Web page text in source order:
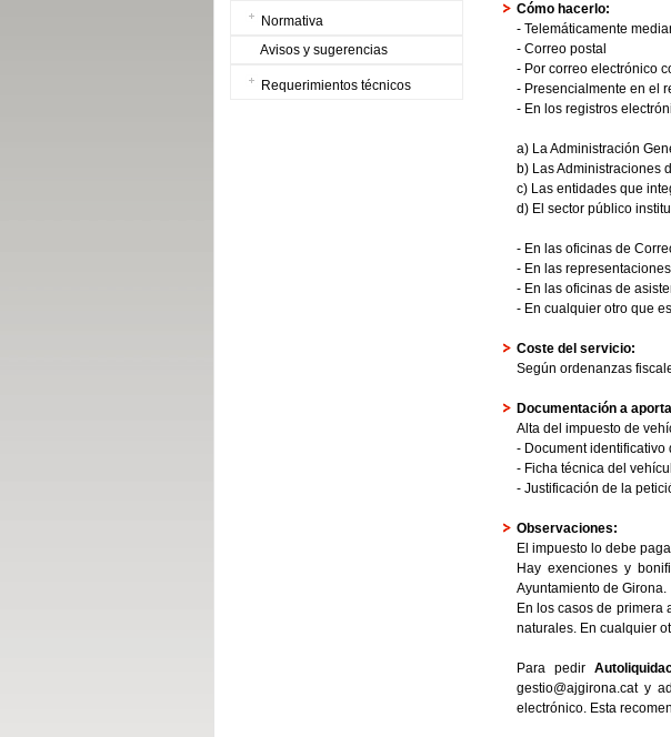
Normativa
Avisos y sugerencias
Requerimientos técnicos
Cómo hacerlo:
- Telemáticamente
- Correo postal
- Por correo electrónico
- Presencialmente en el
- En los registros
a) La Administración
b) Las Administraciones
c) Las entidades que
d) El sector público
- En las oficinas de
- En las
- En las oficinas de
- En cualquier otro que
Coste del servicio:
Según ordenanzas
Documentación a
Alta del impuesto de
- Document
- Ficha técnica del
- Justificación de la
Observaciones:
El impuesto lo debe
Hay exenciones y
Ayuntamiento de Girona.
En los casos de primera
naturales. En cualquier
Para pedir
gestio@ajgirona.cat y
electrónico. Esta